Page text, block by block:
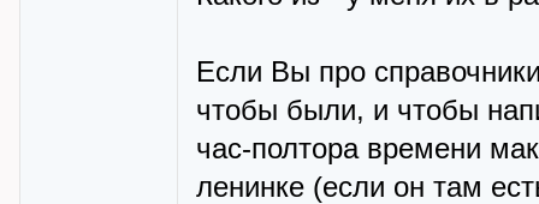
Если Вы про
чтобы были, и чтобы
час-полтора времени
ленинке (если он там